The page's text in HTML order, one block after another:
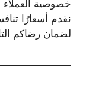
خصوصية العملاء
نقدم أسعارًا
لضمان رضاكم